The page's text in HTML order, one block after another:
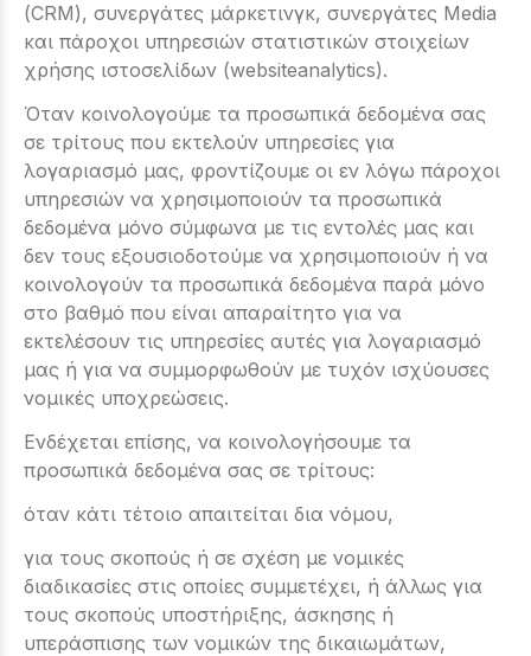
(CRM), συνεργάτες μάρκετινγκ, συνεργάτες Media
και πάροχοι υπηρεσιών στατιστικών στοιχείων
χρήσης ιστοσελίδων (websiteanalytics).
Όταν κοινολογούμε τα προσωπικά δεδομένα σας
σε τρίτους που εκτελούν υπηρεσίες για
λογαριασμό μας, φροντίζουμε οι εν λόγω πάροχοι
υπηρεσιών να χρησιμοποιούν τα προσωπικά
δεδομένα μόνο σύμφωνα με τις εντολές μας και
δεν τους εξουσιοδοτούμε να χρησιμοποιούν ή να
κοινολογούν τα προσωπικά δεδομένα παρά μόνο
στο βαθμό που είναι απαραίτητο για να
εκτελέσουν τις υπηρεσίες αυτές για λογαριασμό
μας ή για να συμμορφωθούν με τυχόν ισχύουσες
νομικές υποχρεώσεις.
Ενδέχεται επίσης, να κοινολογήσουμε τα
προσωπικά δεδομένα σας σε τρίτους:
όταν κάτι τέτοιο απαιτείται δια νόμου,
για τους σκοπούς ή σε σχέση με νομικές
διαδικασίες στις οποίες συμμετέχει, ή άλλως για
τους σκοπούς υποστήριξης, άσκησης ή
υπεράσπισης των νομικών της δικαιωμάτων,